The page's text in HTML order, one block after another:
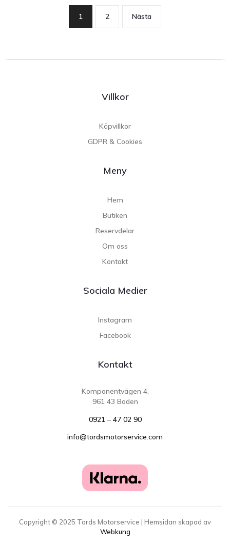
1 2 Nästa
Villkor
Köpvillkor
GDPR & Cookies
Meny
Hem
Butiken
Reservdelar
Om oss
Kontakt
Sociala Medier
Instagram
Facebook
Kontakt
Komponentvägen 4,
961 43 Boden
0921 – 47 02 90
info@tordsmotorservice.com
Copyright © 2025 Tords Motorservice | Hemsidan skapad av
Webkung